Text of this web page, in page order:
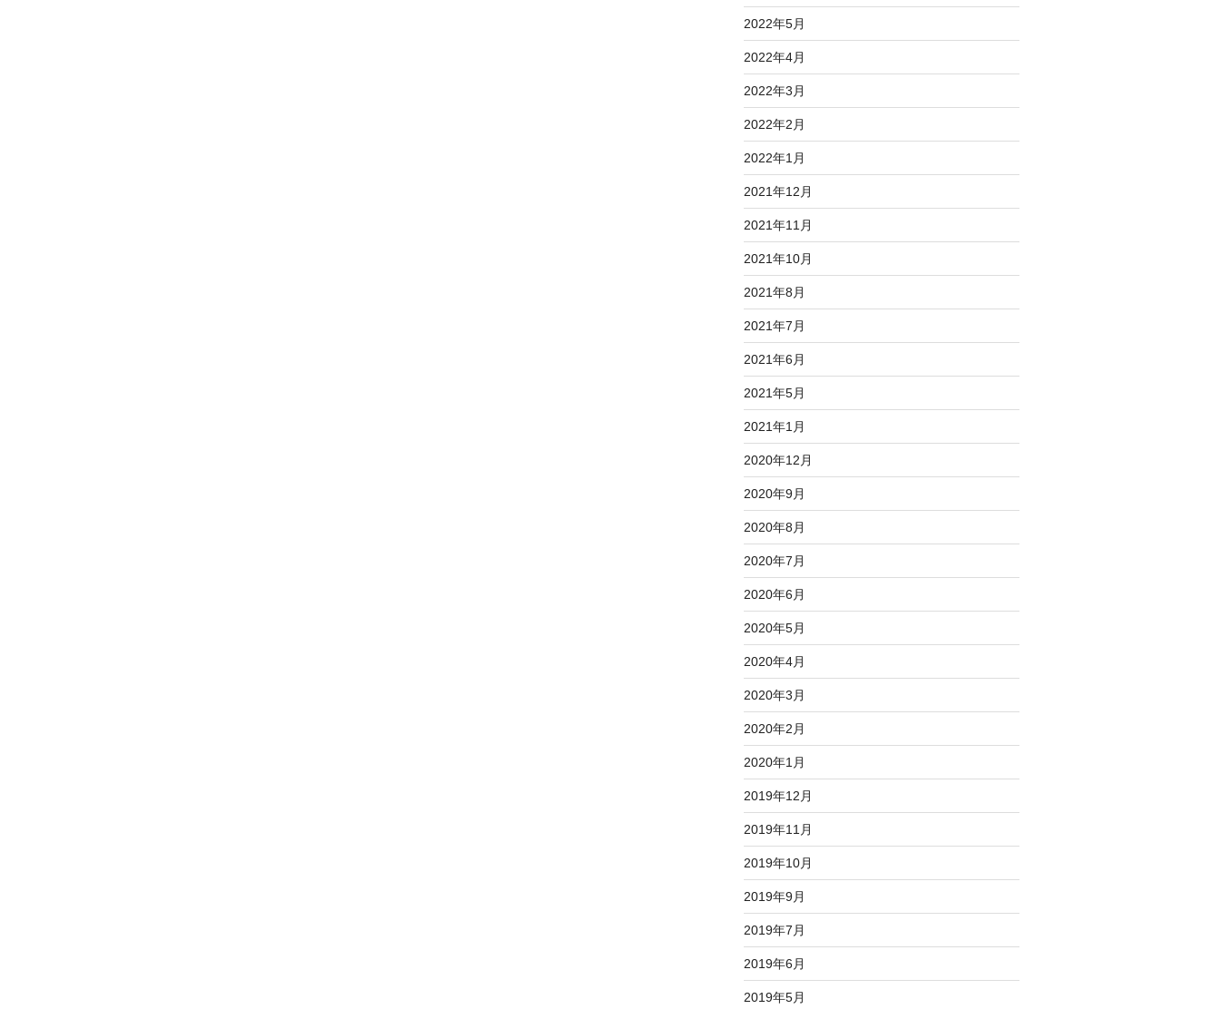
2022年5月
2022年4月
2022年3月
2022年2月
2022年1月
2021年12月
2021年11月
2021年10月
2021年8月
2021年7月
2021年6月
2021年5月
2021年1月
2020年12月
2020年9月
2020年8月
2020年7月
2020年6月
2020年5月
2020年4月
2020年3月
2020年2月
2020年1月
2019年12月
2019年11月
2019年10月
2019年9月
2019年7月
2019年6月
2019年5月